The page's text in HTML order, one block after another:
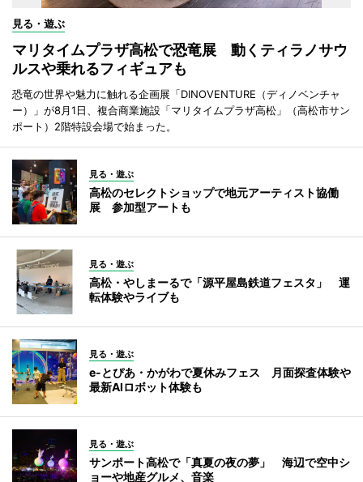
見る・遊ぶ
マリタイムプラザ高松で恐竜展 動くティラノサウ
ルスや乗れるフィギュアも
恐竜の世界や魅力に触れる企画展「DINOVENTURE（ディノベンチャ
ー）」が8月1日、複合商業施設「マリタイムプラザ高松」（高松市サン
ポート）2階特設会場で始まった。
見る・遊ぶ
高松のセレクトショップで地元アーティスト協働
展 参加型アートも
見る・遊ぶ
高松・やしまーるで「源平屋島鉄道フェスタ」 運
転体験やライブも
見る・遊ぶ
e-とぴあ・かがわで夏休みフェス 月面探査体験や
最新AIロボット体験も
見る・遊ぶ
サンポート高松で「真夏の夜の夢」 海辺で空中シ
ョーや地産グルメ、音楽